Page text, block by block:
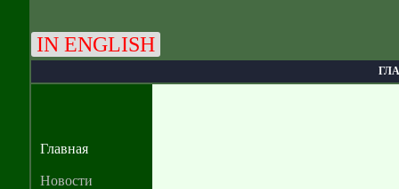
IN ENGLISH
Главная
Новости